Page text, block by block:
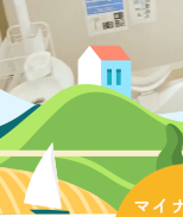
いいだ歯科・矯